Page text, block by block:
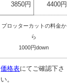
3850円 4400円
プロッターカットの料金か
ら
1000円down
価格表にてご確認下さ
い。